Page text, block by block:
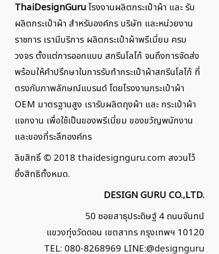
ThaiDesignGuruโรงงานผลิตกระเป๋าผ้า และ รับ
ผลิตกระเป๋าผ้า สำหรับองค์กร บริษัท และหน่วยงาน
ราชการ เรามีบริการ ผลิตกระเป๋าผ้าพรีเมี่ยม ครบ
วงจร ตั้งแต่การออกแบบ สกรีนโลโก้ จนถึงการจัดส่ง
พร้อมให้คำปรึกษาในการรับทำกระเป๋าผ้าสกรีนโลโก้ ที่
ตรงกับภาพลักษณ์แบรนด์ โดยโรงงานกระเป๋าผ้า
OEM มาตรฐานสูง เรารับผลิตถุงผ้า และ กระเป๋าผ้า
แจกงาน เพื่อใช้เป็นของพรีเมี่ยม ของขวัญพนักงาน
และของที่ระลึกองค์กร
ลิขสิทธิ์ © 2018 thaidesignguru.com สงวนไว้
ซึ่งสิทธิทั้งหมด.
DESIGN GURU CO.,LTD.
50 ซอยสาธุประดิษฐ์ 4 ถนนจันทน์
แขวงทุ่งวัดดอน เขตสาทร กรุงเทพฯ 10120
TEL: 080-8268969 LINE:@designguru